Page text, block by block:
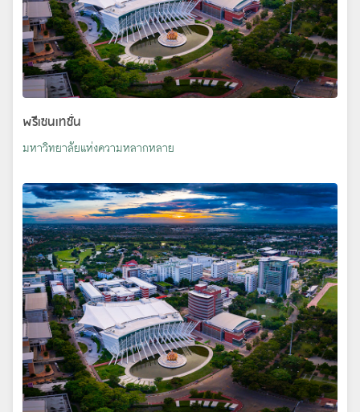
พรีเซนเทชั่น
มหาวิทยาลัยแห่งความหลากหลาย